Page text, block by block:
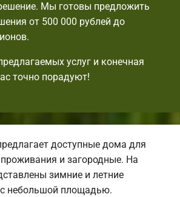
Мы готовы предложить
от 500 000 рублей до
услуг и конечная
точно порадуют!
доступные дома для
проживания и загородные. На
зимние и летние
небольшой площадью.